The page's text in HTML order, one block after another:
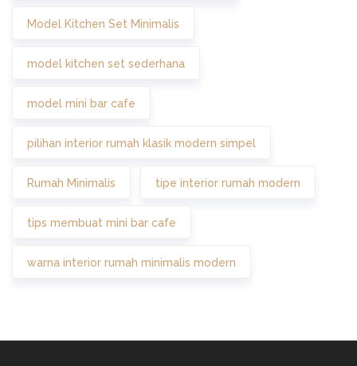
Model Kitchen Set Minimalis
model kitchen set sederhana
model mini bar cafe
pilihan interior rumah klasik modern simpel
Rumah Minimalis tipe interior rumah modern
tips membuat mini bar cafe
warna interior rumah minimalis modern